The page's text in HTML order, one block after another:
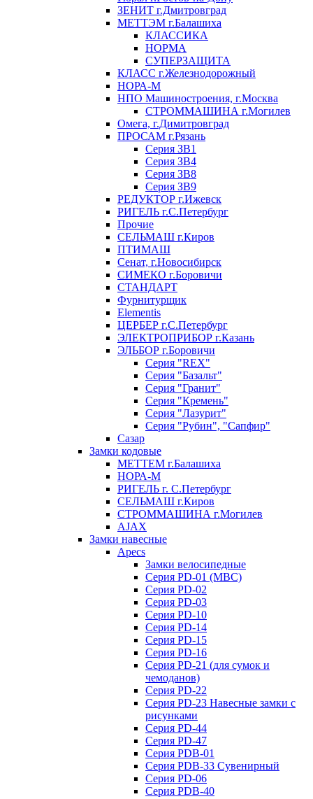
ЗЕНИТ г.Дмитровград
МЕТТЭМ г.Балашиха
КЛАССИКА
НОРМА
СУПЕРЗАЩИТА
КЛАСС г.Железнодорожный
НОРА-М
НПО Машиностроения, г.Москва
СТРОММАШИНА г.Могилев
Омега, г.Димитровград
ПРОСАМ г.Рязань
Серия ЗВ1
Серия ЗВ4
Серия ЗВ8
Серия ЗВ9
РЕДУКТОР г.Ижевск
РИГЕЛЬ г.С.Петербург
Прочие
СЕЛЬМАШ г.Киров
ПТИМАШ
Сенат, г.Новосибирск
СИМЕКО г.Боровичи
СТАНДАРТ
Фурнитурщик
Elementis
ЦЕРБЕР г.С.Петербург
ЭЛЕКТРОПРИБОР г.Казань
ЭЛЬБОР г.Боровичи
Серия "REX"
Серия "Базальт"
Серия "Гранит"
Серия "Кремень"
Серия "Лазурит"
Серия "Рубин", "Сапфир"
Сазар
Замки кодовые
МЕТТЕМ г.Балашиха
НОРА-М
РИГЕЛЬ г. С.Петербург
СЕЛЬМАШ г.Киров
СТРОММАШИНА г.Могилев
AJAX
Замки навесные
Apecs
Замки велосипедные
Серия PD-01 (МВС)
Серия PD-02
Серия PD-03
Серия PD-10
Серия PD-14
Серия PD-15
Серия PD-16
Серия PD-21 (для сумок и
чемоданов)
Серия PD-22
Серия PD-23 Навесные замки с
рисунками
Серия PD-44
Серия PD-47
Серия PDB-01
Серия PDB-33 Сувенирный
Серия PD-06
Серия PDB-40